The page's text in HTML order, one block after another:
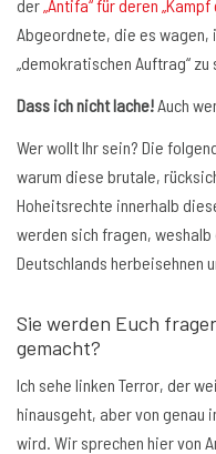
der „Antifa“ für deren
Abgeordnete, die es wagen,
„demokratischen Auftrag“ zu
Dass ich nicht lache! Auch
Wer wollt Ihr sein? Die
warum diese brutale,
Hoheitsrechte innerhalb
werden sich fragen,
Deutschlands herbeisehnen
Sie werden Euch
gemacht?
Ich sehe linken Terror, der
hinausgeht, aber von genau
wird. Wir sprechen hier von